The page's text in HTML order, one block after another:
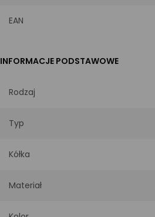
EAN
INFORMACJE PODSTAWOWE
Rodzaj
Typ
Kółka
Materiał